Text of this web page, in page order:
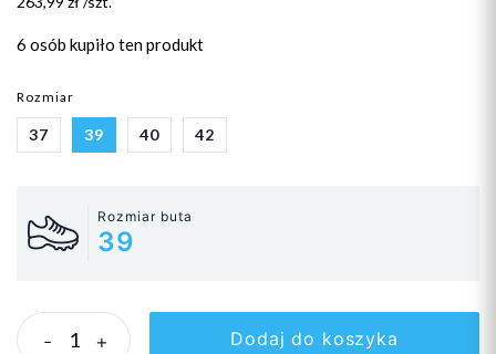
6 osób kupiło ten produkt
Rozmiar
37 39 40 42
Rozmiar buta
39
- + Dodaj do koszyka